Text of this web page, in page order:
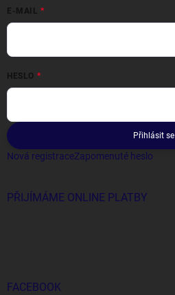
E-MAIL
HESLO
Přihlásit se
Nová registraceZapomenuté heslo
PŘIJÍMÁME ONLINE PLATBY
FACEBOOK